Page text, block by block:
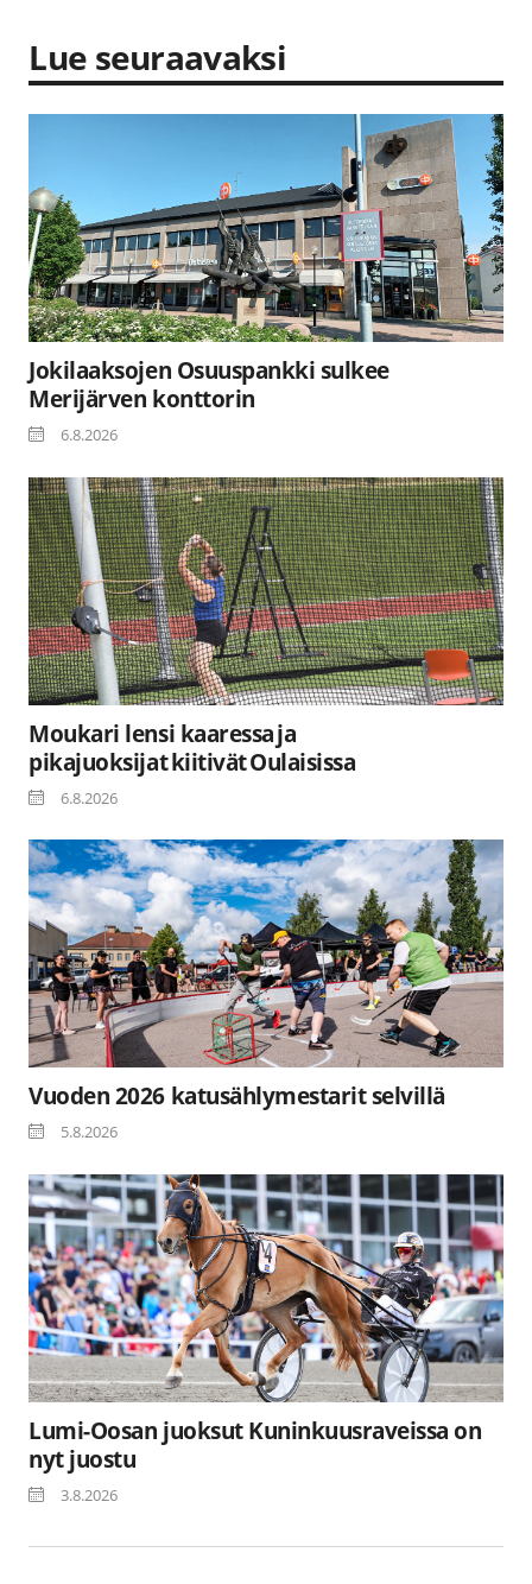
Lue seuraavaksi
Jokilaaksojen Osuuspankki sulkee
Merijärven konttorin
6.8.2026
Moukari lensi kaaressa ja
pikajuoksijat kiitivät Oulaisissa
6.8.2026
Vuoden 2026 katusählymestarit selvillä
5.8.2026
Lumi-Oosan juoksut Kuninkuusraveissa on
nyt juostu
3.8.2026